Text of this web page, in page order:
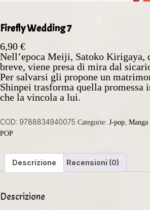
Firefly Wedding 7
6,90 €
Nell’epoca Meiji, Satoko Kirigaya,
breve, viene presa di mira dal
Per salvarsi gli propone un
Shinpei trasforma quella promessa
che la vincola a lui.
COD: 9788834940075 Categorie: J-pop Manga
POP
Descrizione Recensioni (0)
Descrizione